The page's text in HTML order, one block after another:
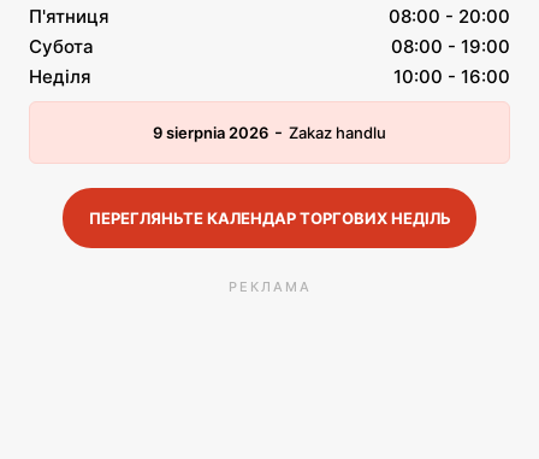
П'ятниця
08:00 - 20:00
Субота
08:00 - 19:00
Неділя
10:00 - 16:00
9 sierpnia 2026 - Zakaz handlu
ПЕРЕГЛЯНЬТЕ КАЛЕНДАР ТОРГОВИХ НЕДІЛЬ
РЕКЛАМА